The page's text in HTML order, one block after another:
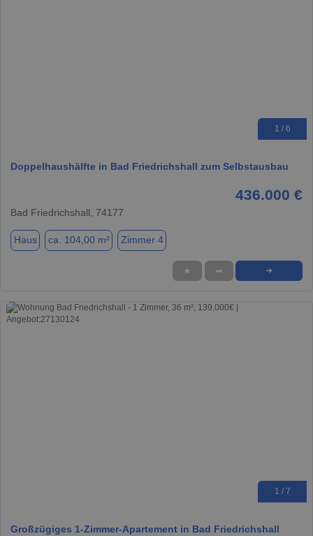
1 / 6
Doppelhaushälfte in Bad Friedrichshall zum Selbstausbau
436.000 €
Bad Friedrichshall, 74177
Haus ca. 104,00 m² Zimmer 4
★ ➦ ➜
1 / 7
Großzügiges 1-Zimmer-Apartement in Bad Friedrichshall